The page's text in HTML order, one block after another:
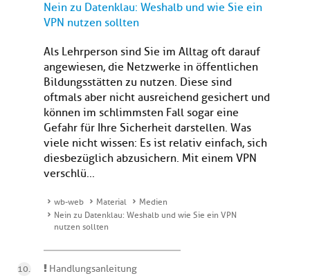
Nein zu Datenklau: Weshalb und wie Sie ein
VPN nutzen sollten
Als Lehrperson sind Sie im Alltag oft darauf
angewiesen, die Netzwerke in öffentlichen
Bildungsstätten zu nutzen. Diese sind
oftmals aber nicht ausreichend gesichert und
können im schlimmsten Fall sogar eine
Gefahr für Ihre Sicherheit darstellen. Was
viele nicht wissen: Es ist relativ einfach, sich
diesbezüglich abzusichern. Mit einem VPN
verschlü...
wb-web Material
Medien
Nein zu Datenklau: Weshalb und wie Sie ein VPN
nutzen sollten
Handlungsanleitung